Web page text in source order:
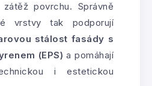
povrchu. Správně
vrstvy tak podporují
stálost fasády s
(EPS) a pomáhají
i estetickou